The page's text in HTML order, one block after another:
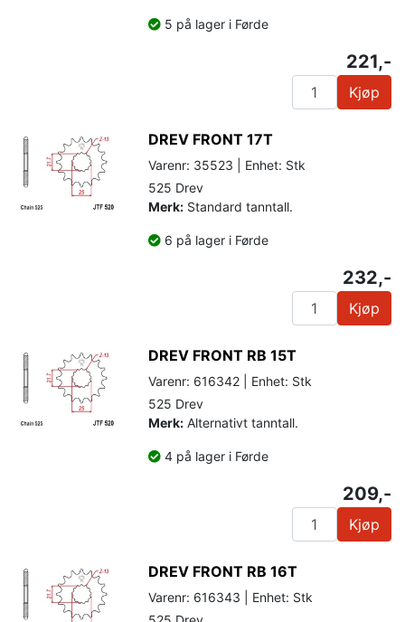
5 på lager i Førde
221,-
Kjøp
DREV FRONT 17T
Varenr: 35523 | Enhet: Stk
525 Drev
Merk: Standard tanntall.
6 på lager i Førde
232,-
Kjøp
DREV FRONT RB 15T
Varenr: 616342 | Enhet: Stk
525 Drev
Merk: Alternativt tanntall.
4 på lager i Førde
209,-
Kjøp
DREV FRONT RB 16T
Varenr: 616343 | Enhet: Stk